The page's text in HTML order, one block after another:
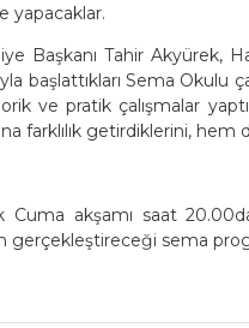
yapacaklar.
Başkanı Tahir Akyürek,
başlattıkları Sema Okulu
ve pratik çalışmalar
farklılık getirdiklerini, hem
Cuma akşamı saat
gerçekleştireceği sema